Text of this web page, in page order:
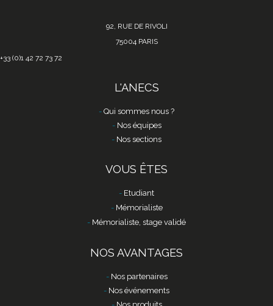
92, RUE DE RIVOLI
75004 PARIS
+33 (0)1 42 72 73 72
L'ANECS
Qui sommes nous ?
Nos équipes
Nos sections
VOUS ÊTES
Etudiant
Mémorialiste
Mémorialiste, stage validé
NOS AVANTAGES
Nos partenaires
Nos événements